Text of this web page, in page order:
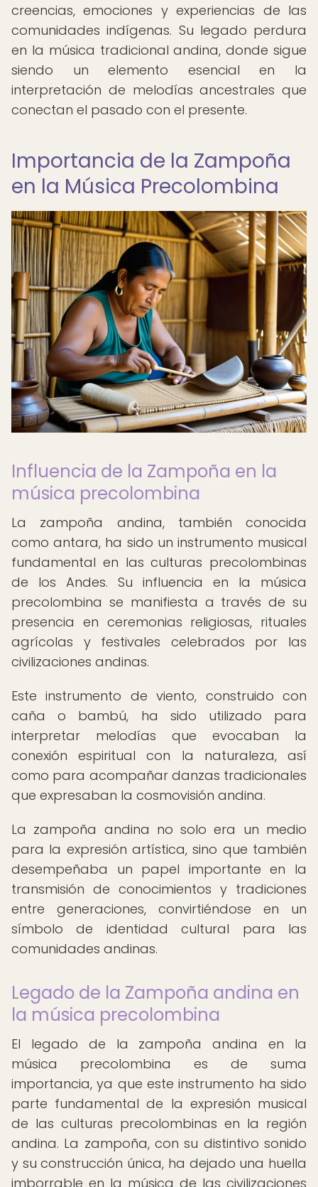
creencias, emociones y experiencias de las
comunidades indígenas. Su legado perdura
en la música tradicional andina, donde sigue
siendo un elemento esencial en la
interpretación de melodías ancestrales que
conectan el pasado con el presente.
Importancia de la Zampoña
en la Música Precolombina
Influencia de la Zampoña en la
música precolombina
La zampoña andina, también conocida
como antara, ha sido un instrumento musical
fundamental en las culturas precolombinas
de los Andes. Su influencia en la música
precolombina se manifiesta a través de su
presencia en ceremonias religiosas, rituales
agrícolas y festivales celebrados por las
civilizaciones andinas.
Este instrumento de viento, construido con
caña o bambú, ha sido utilizado para
interpretar melodías que evocaban la
conexión espiritual con la naturaleza, así
como para acompañar danzas tradicionales
que expresaban la cosmovisión andina.
La zampoña andina no solo era un medio
para la expresión artística, sino que también
desempeñaba un papel importante en la
transmisión de conocimientos y tradiciones
entre generaciones, convirtiéndose en un
símbolo de identidad cultural para las
comunidades andinas.
Legado de la Zampoña andina en
la música precolombina
El legado de la zampoña andina en la
música precolombina es de suma
importancia, ya que este instrumento ha sido
parte fundamental de la expresión musical
de las culturas precolombinas en la región
andina. La zampoña, con su distintivo sonido
y su construcción única, ha dejado una huella
imborrable en la música de las civilizaciones